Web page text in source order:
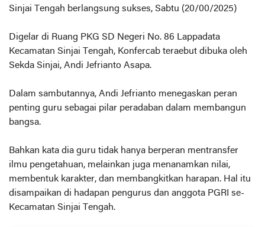
Sinjai Tengah berlangsung sukses, Sabtu (20/00/2025)
Digelar di Ruang PKG SD Negeri No. 86 Lappadata
Kecamatan Sinjai Tengah, Konfercab teraebut dibuka oleh
Sekda Sinjai, Andi Jefrianto Asapa.
Dalam sambutannya, Andi Jefrianto menegaskan peran
penting guru sebagai pilar peradaban dalam membangun
bangsa.
Bahkan kata dia guru tidak hanya berperan mentransfer
ilmu pengetahuan, melainkan juga menanamkan nilai,
membentuk karakter, dan membangkitkan harapan. Hal itu
disampaikan di hadapan pengurus dan anggota PGRI se-
Kecamatan Sinjai Tengah.